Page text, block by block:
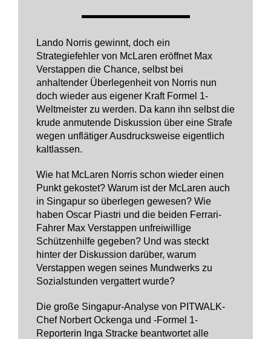
Lando Norris gewinnt, doch ein
Strategiefehler von McLaren eröffnet Max
Verstappen die Chance, selbst bei
anhaltender Überlegenheit von Norris nun
doch wieder aus eigener Kraft Formel 1-
Weltmeister zu werden. Da kann ihn selbst die
krude anmutende Diskussion über eine Strafe
wegen unflätiger Ausdrucksweise eigentlich
kaltlassen.
Wie hat McLaren Norris schon wieder einen
Punkt gekostet? Warum ist der McLaren auch
in Singapur so überlegen gewesen? Wie
haben Oscar Piastri und die beiden Ferrari-
Fahrer Max Verstappen unfreiwillige
Schützenhilfe gegeben? Und was steckt
hinter der Diskussion darüber, warum
Verstappen wegen seines Mundwerks zu
Sozialstunden vergattert wurde?
Die große Singapur-Analyse von PITWALK-
Chef Norbert Ockenga und -Formel 1-
Reporterin Inga Stracke beantwortet alle